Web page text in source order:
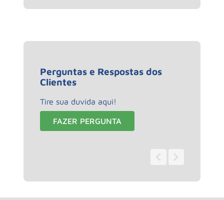
Perguntas e Respostas dos
Clientes
Tire sua duvida aqui!
FAZER PERGUNTA